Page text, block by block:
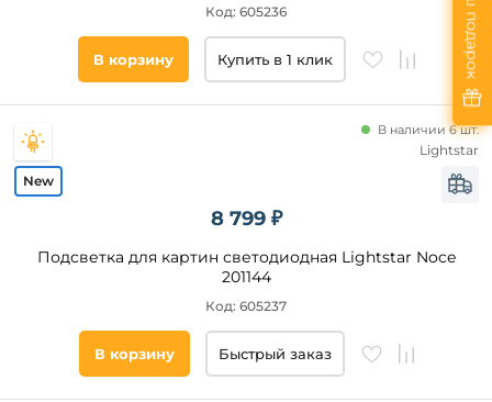
Код: 605236
В корзину Купить в 1 клик
8 799 ₽
Подсветка для картин светодиодная Lightstar Noce
201144
В наличии 6 шт.
Код: 605237
Lightstar
В корзину Быстрый заказ
Ваш подарок